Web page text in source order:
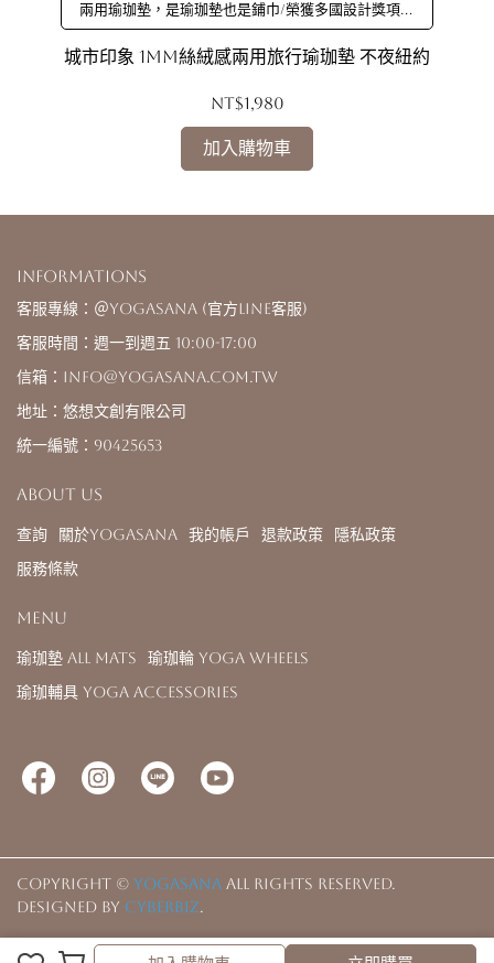
兩用瑜珈墊，是瑜珈墊也是鋪巾/榮獲多國設計獎項，
顏值最高瑜珈墊/嚴選超細纖維，強效濕止滑，瞬間吸
汗
城市印象 1mm絲絨感兩用旅行瑜珈墊 不夜紐約
NT$1,980
加入購物車
Informations
客服專線：＠yogasana (官方LINE客服)
客服時間：週一到週五 10:00-17:00
信箱：info@yogasana.com.tw
地址：悠想文創有限公司
統一編號：90425653
About us
查詢 關於YOGASANA 我的帳戶 退款政策
隱私政策
服務條款
Menu
瑜珈墊 All Mats
瑜珈輪 Yoga Wheels
瑜珈輔具 Yoga Accessories
Copyright © YOGASANA All Rights Reserved.
Designed by CYBERBIZ